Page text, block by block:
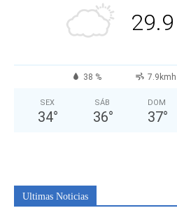
29.9
38 % 7.9kmh
SEX
34°
SÁB
36°
DOM
37°
Ultimas Noticias